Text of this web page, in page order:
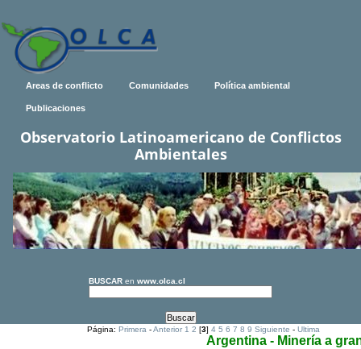
Areas de conflicto Comunidades Política ambiental
Publicaciones
Observatorio Latinoamericano de Conflictos
Ambientales
BUSCAR en www.olca.cl
Página:Primera -Anterior 1 2 [3]4 5 6 7 8 9 Siguiente -Ultima
Argentina - Minería a